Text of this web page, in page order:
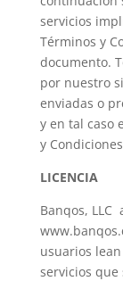
servicios
Términos y
documento.
por nuestro
enviadas o
y en tal caso
y
LICENCIA
Banqos, LLC
usuarios
servicios que